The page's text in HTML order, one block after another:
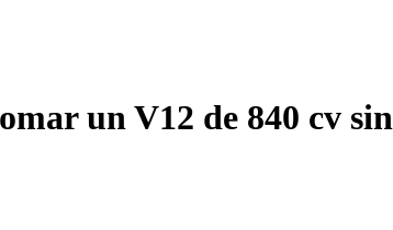
un V12 de 840 cv